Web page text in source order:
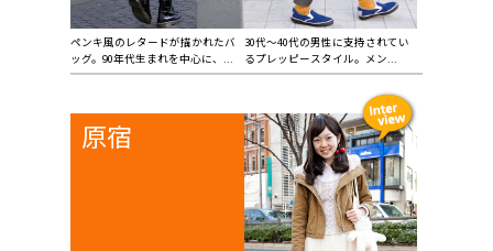
ペンキ風のレタードが描かれたバ
ッグ。90年代生まれを中心に、...
30代〜40代の男性に支持されてい
るプレッピースタイル。メン...
原宿